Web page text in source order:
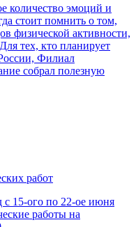
количество эмоций и
стоит помнить о том,
физической активности,
тех, кто планирует
Филиал
собрал полезную
работ
с 15-ого по 22-ое июня
работы на